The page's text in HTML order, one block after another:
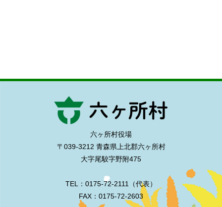
六ヶ所村役場
〒039-3212 青森県上北郡六ヶ所村
大字尾駮字野附475
TEL：0175-72-2111（代表）
FAX：0175-72-2603